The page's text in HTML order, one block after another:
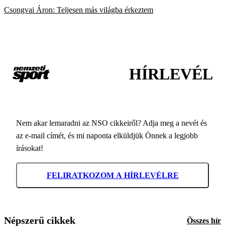
Csongvai Áron: Teljesen más világba érkeztem
HÍRLEVÉL
Nem akar lemaradni az NSO cikkeiről? Adja meg a nevét és
az e-mail címét, és mi naponta elküldjük Önnek a legjobb
írásokat!
FELIRATKOZOM A HÍRLEVÉLRE
Népszerű cikkek Összes hír